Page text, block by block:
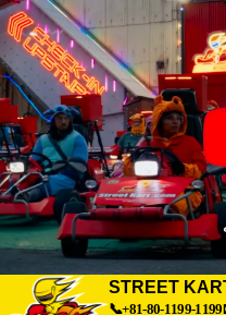
STREET
📞+81-80-1199-1199